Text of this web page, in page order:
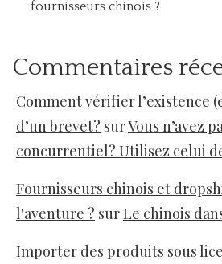
fournisseurs chinois ?
Commentaires
Comment vérifier l’existence
d’un brevet? surVous n’avez
concurrentiel? Utilisez celui
Fournisseurs chinois et
l'aventure ? surLe chinois
Importer des produits sous